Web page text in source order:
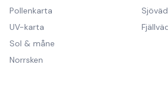
Pollenkarta
UV-karta
Sol & måne
Norrsken